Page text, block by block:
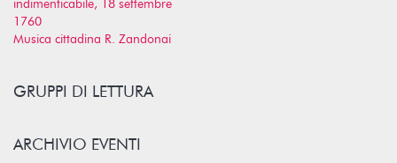
indimenticabile, 18 settembre
1760
Musica cittadina R. Zandonai
GRUPPI DI LETTURA
ARCHIVIO EVENTI